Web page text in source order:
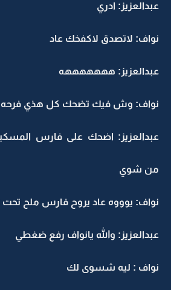
عبدالعزيز: ادري
نواف: لاتصدق لاكفخك عاد
عبدالعزيز: هههههههه
نواف: وش فيك تضحك كل هذي فرحه
عبدالعزيز: اضحك على فارس
من شوي
نواف: يوووه عاد يروح فارس ملح تحت
عبدالعزيز: والله يانواف رفع ضغطي
نواف : ليه شسوى لك